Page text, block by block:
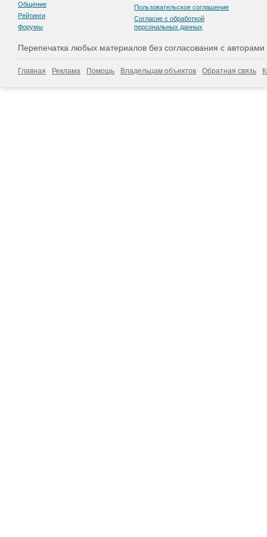
Общение
Рейтинги
Форумы
Пользовательскоe соглашение
Согласие с обработкой
персональных данных
Перепечатка любых материалов без согласования с
Главная Реклама Помощь Владельцам объектов Обратная связь